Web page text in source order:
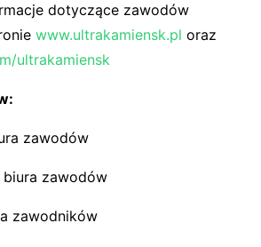
dotyczące zawodów
www.ultrakamiensk.pl oraz
ultrakamiensk
zawodów
biura zawodów
zawodników